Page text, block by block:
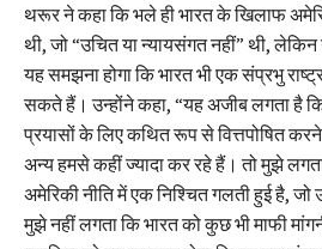
थरूर ने कहा कि भले ही भारत के खिलाफ
थी, जो “उचित या न्यायसंगत नहीं” थी,
यह समझना होगा कि भारत भी एक संप्रभु
सकते हैं। उन्होंने कहा, “यह अजीब लगता है
प्रयासों के लिए कथित रूप से वित्तपोषित
अन्य हमसे कहीं ज्यादा कर रहे हैं। तो मुझे
अमेरिकी नीति में एक निश्चित गलती हुई है, जो
मुझे नहीं लगता कि भारत को कुछ भी माफी